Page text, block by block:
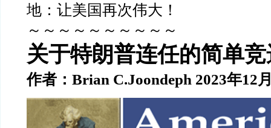
地：让美国再次伟大！
～～～～～～～～～～
关于特朗普连任的简单
作者：Brian C.Joondeph 2023年12